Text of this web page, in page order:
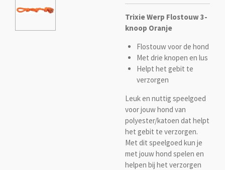
Trixie Werp Flostouw 3-
knoop Oranje
Flostouw voor de hond
Met drie knopen en lus
Helpt het gebit te
verzorgen
Leuk en nuttig speelgoed
voor jouw hond van
polyester/katoen dat helpt
het gebit te verzorgen.
Met dit speelgoed kun je
met jouw hond spelen en
helpen bij het verzorgen